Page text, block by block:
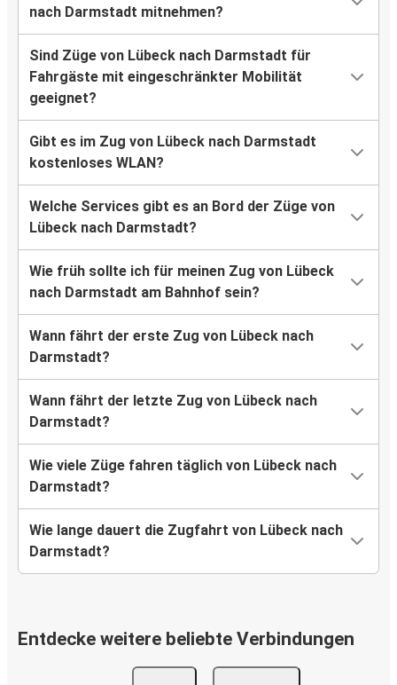
nach Darmstadt mitnehmen?
Sind Züge von Lübeck nach Darmstadt für
Fahrgäste mit eingeschränkter Mobilität
geeignet?
Gibt es im Zug von Lübeck nach Darmstadt
kostenloses WLAN?
Welche Services gibt es an Bord der Züge von
Lübeck nach Darmstadt?
Wie früh sollte ich für meinen Zug von Lübeck
nach Darmstadt am Bahnhof sein?
Wann fährt der erste Zug von Lübeck nach
Darmstadt?
Wann fährt der letzte Zug von Lübeck nach
Darmstadt?
Wie viele Züge fahren täglich von Lübeck nach
Darmstadt?
Wie lange dauert die Zugfahrt von Lübeck nach
Darmstadt?
Entdecke weitere beliebte Verbindungen